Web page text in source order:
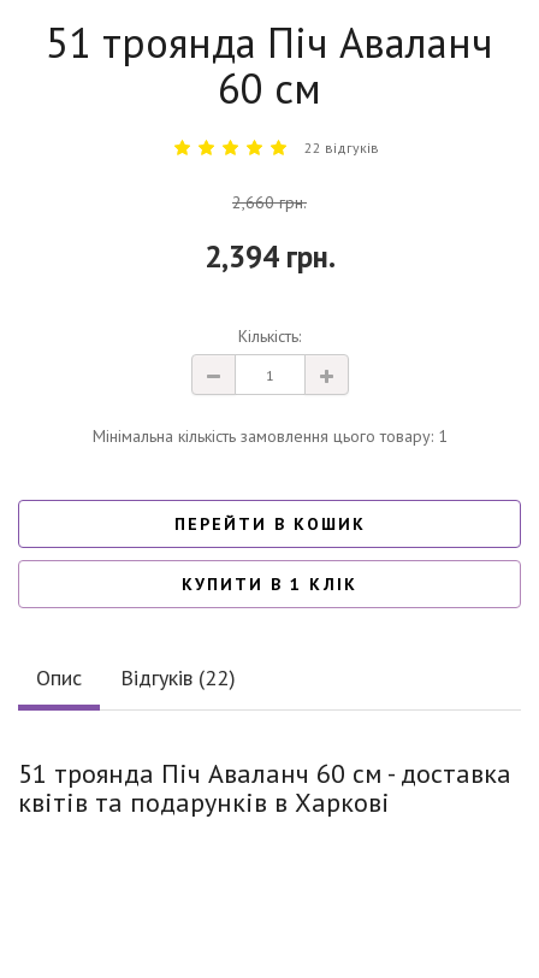
51 троянда Піч Аваланч
60 см
22 відгуків
2,660 грн.
2,394 грн.
Кількість:
Мінімальна кількість замовлення цього товару: 1
ПЕРЕЙТИ В КОШИК
КУПИТИ В 1 КЛІК
Опис Відгуків (22)
51 троянда Піч Аваланч 60 см - доставка
квітів та подарунків в Харкові